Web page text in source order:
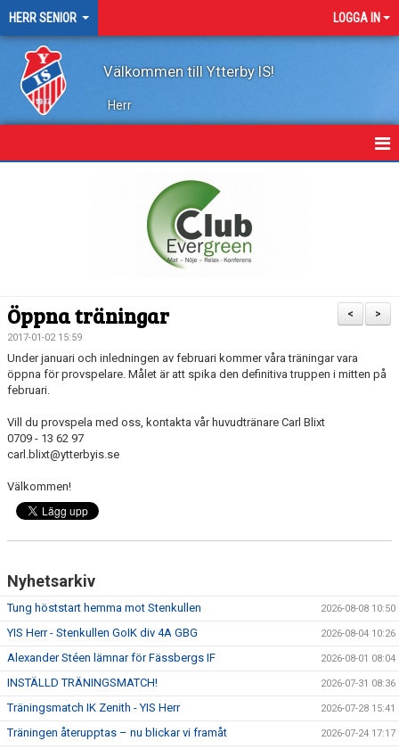
HERR SENIOR LOGGA IN
Välkommen till Ytterby IS!
Herr
KONTAKT
MARATONTABELL
MATCHER
LÄNKAR
DOKUMENT
>
<
Öppna träningar
2017-01-02 15:59
Under januari och inledningen av februari kommer våra träningar vara
öppna för provspelare. Målet är att spika den definitiva truppen i mitten på
februari.
Vill du provspela med oss, kontakta vår huvudtränare Carl Blixt
0709 - 13 62 97
carl.blixt@ytterbyis.se
Välkommen!
Nyhetsarkiv
Tung höststart hemma mot Stenkullen 2026-08-08 10:50
YIS Herr - Stenkullen GoIK div 4A GBG 2026-08-04 10:26
Alexander Stéen lämnar för Fässbergs IF 2026-08-01 08:04
INSTÄLLD TRÄNINGSMATCH! 2026-07-31 08:36
Träningsmatch IK Zenith - YIS Herr 2026-07-28 15:41
Träningen återupptas – nu blickar vi framåt 2026-07-24 17:17